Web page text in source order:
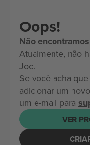
Oops!
Não
Atualmente, não
Joc.
Se você acha
adicionar um
um e-mail para
VER